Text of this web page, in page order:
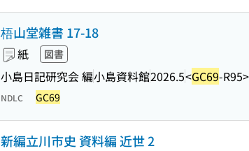
梧山堂雑書 17-18
紙 図書
小島日記研究会 編小島資料館2026.5<GC69-R95>
NDLC GC69
新編立川市史 資料編 近世 2